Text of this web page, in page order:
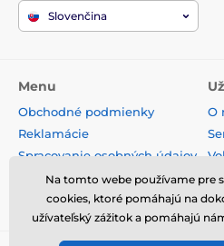
Slovenčina
Menu
Obchodné podmienky
Reklamácie
Spracovanie osobných údajov
Doprava a platba
Odstúpenie od zmluvy
O
Na tomto webe používame pre
cookies, ktoré pomáhajú na
užívateľský zážitok a pomáhajú